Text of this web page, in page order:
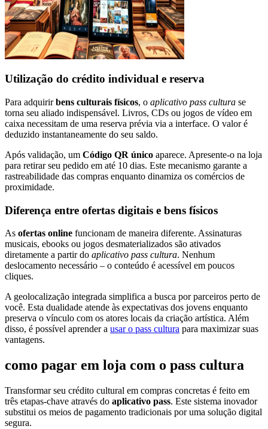
Utilização do crédito individual e reserva
Para adquirirbens culturais físicos, o aplicativo pass cultura se
torna seu aliado indispensável. Livros, CDs ou jogos de vídeo em
caixa necessitam de uma reserva prévia via a interface. O valor é
deduzido instantaneamente do seu saldo.
Após validação, um Código QR único aparece. Apresente-o na loja
para retirar seu pedido em até 10 dias. Este mecanismo garante a
rastreabilidade das compras enquanto dinamiza os comércios de
proximidade.
Diferença entre ofertas digitais e bens físicos
As ofertas online funcionam de maneira diferente. Assinaturas
musicais, ebooks ou jogos desmaterializados são ativados
diretamente a partir do aplicativo pass cultura. Nenhum
deslocamento necessário – o conteúdo é acessível em poucos
cliques.
A geolocalização integrada simplifica a busca por parceiros perto de
você. Esta dualidade atende às expectativas dos jovens enquanto
preserva o vínculo com os atores locais da criação artística. Além
disso, é possível aprender a usar o pass cultura para maximizar suas
vantagens.
como pagar em loja com o pass cultura
Transformar seu crédito cultural em compras concretas é feito em
três etapas-chave através do aplicativo pass. Este sistema inovador
substitui os meios de pagamento tradicionais por uma solução digital
segura.